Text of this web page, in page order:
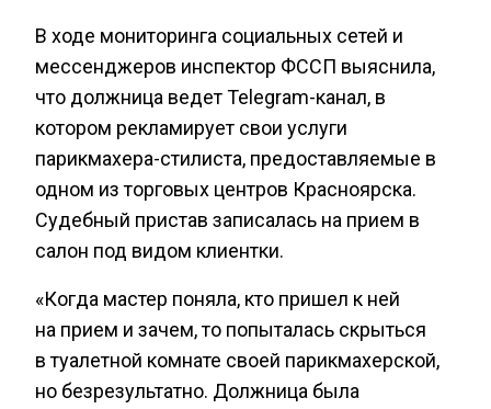
В ходе мониторинга социальных сетей и
мессенджеров инспектор ФССП выяснила,
что должница ведет Telegram-канал, в
котором рекламирует свои услуги
парикмахера-стилиста, предоставляемые в
одном из торговых центров Красноярска.
Судебный пристав записалась на прием в
салон под видом клиентки.
«Когда мастер поняла, кто пришел к ней
на прием и зачем, то попыталась скрыться
в туалетной комнате своей парикмахерской,
но безрезультатно. Должница была